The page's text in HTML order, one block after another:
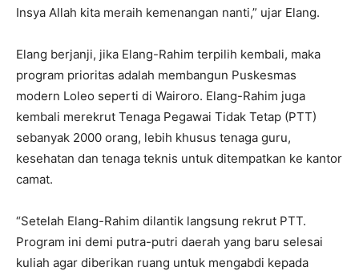
Insya Allah kita meraih kemenangan nanti,” ujar Elang.
Elang berjanji, jika Elang-Rahim terpilih kembali, maka
program prioritas adalah membangun Puskesmas
modern Loleo seperti di Wairoro. Elang-Rahim juga
kembali merekrut Tenaga Pegawai Tidak Tetap (PTT)
sebanyak 2000 orang, lebih khusus tenaga guru,
kesehatan dan tenaga teknis untuk ditempatkan ke kantor
camat.
“Setelah Elang-Rahim dilantik langsung rekrut PTT.
Program ini demi putra-putri daerah yang baru selesai
kuliah agar diberikan ruang untuk mengabdi kepada